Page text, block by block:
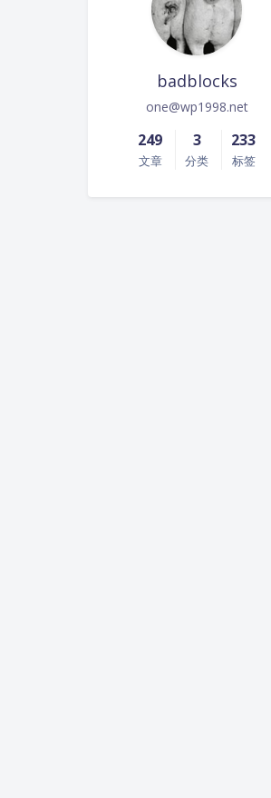
badblocks
one@wp1998.net
249
文章
3
分类
233
标签